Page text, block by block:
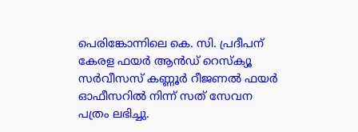
പെരിങ്കോന്നിലെ കെ. സി. പ്രദീപന്
കേരള ഫയർ ആൻഡ് റെസ്ക്യൂ
സർവീസസ് കണ്ണൂർ റീജണൽ ഫയർ
ഓഫീസറിൽ നിന്ന് സത് സേവന
പത്രം ലഭിച്ചു.